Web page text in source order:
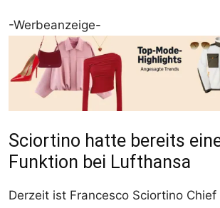
-Werbeanzeige-
Sciortino hatte bereits
Funktion bei Lufthansa
Derzeit ist Francesco Sciortino Chief